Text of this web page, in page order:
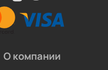
Они обновляют
аккумуляторов
Вам не придётся
О компании